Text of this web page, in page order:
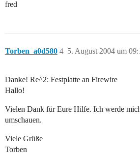
fred
Torben_a0d580 5. August 2004 um
4
Danke! Re^2: Festplatte an Firewire
Hallo!
Vielen Dank für Eure Hilfe. Ich werde
umschauen.
Viele Grüße
Torben